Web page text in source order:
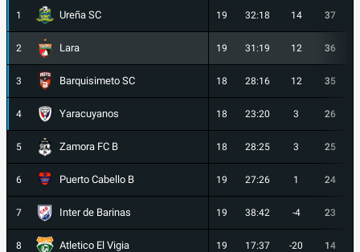
1 Ureña SC 19 32:18 14 37
2 Lara 19 31:19 12 36
3 Barquisimeto SC 18 28:16 12 35
4 Yaracuyanos 18 23:20 3 26
5 Zamora FC B 18 28:25 3 25
6 Puerto Cabello B 19 27:26 1 24
7 Inter de Barinas 19 38:42 -4 23
8 Atletico El Vigia 19 17:37 -20 14